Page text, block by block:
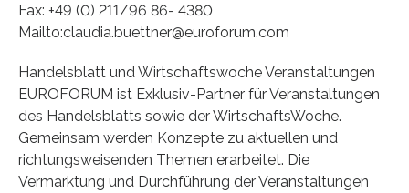
Fax: +49 (0) 211/96 86- 4380
Mailto:claudia.buettner@euroforum.com
Handelsblatt und Wirtschaftswoche Veranstaltungen
EUROFORUM ist Exklusiv-Partner für Veranstaltungen
des Handelsblatts sowie der WirtschaftsWoche.
Gemeinsam werden Konzepte zu aktuellen und
richtungsweisenden Themen erarbeitet. Die
Vermarktung und Durchführung der Veranstaltungen